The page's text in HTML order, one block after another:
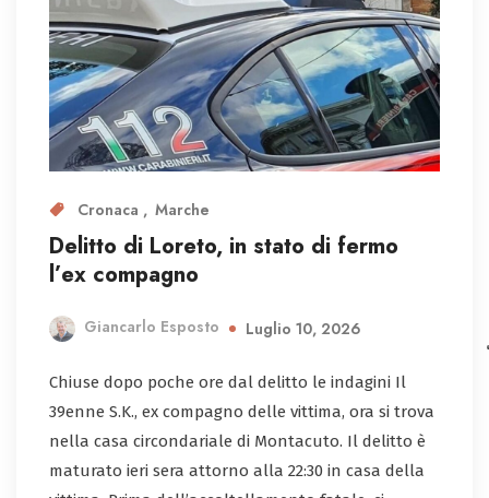
Cronaca Marche
Delitto di Loreto, in stato di fermo
l’ex compagno
Giancarlo Esposto Luglio 10, 2026
Chiuse dopo poche ore dal delitto le indagini Il
39enne S.K., ex compagno delle vittima, ora si trova
nella casa circondariale di Montacuto. Il delitto è
maturato ieri sera attorno alla 22:30 in casa della